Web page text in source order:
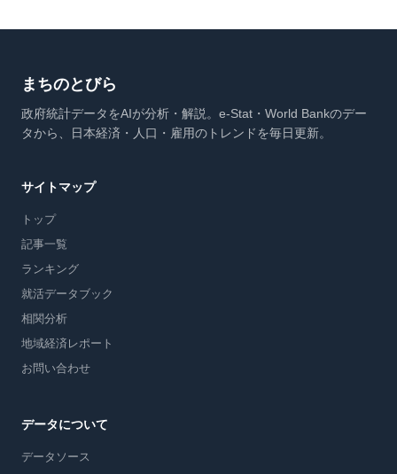
まちのとびら
政府統計データをAIが分析・解説。e-Stat・World Bankのデー
タから、日本経済・人口・雇用のトレンドを毎日更新。
サイトマップ
トップ
記事一覧
ランキング
就活データブック
相関分析
地域経済レポート
お問い合わせ
データについて
データソース